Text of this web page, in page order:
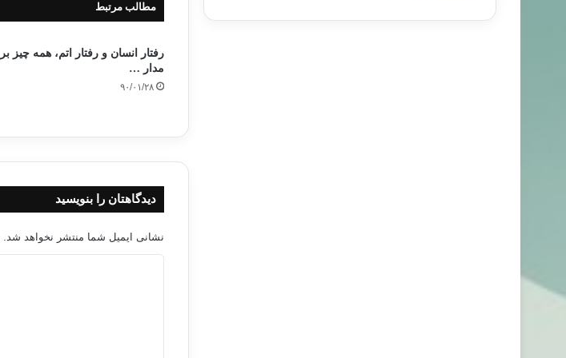
مطالب مرتبط
رفتار انسان و رفتار اتم، همه چيز بر
مدار …
۹۰/۰۱/۲۸
دیدگاهتان را بنویسید
نشانی ایمیل شما منتشر نخواهد شد.